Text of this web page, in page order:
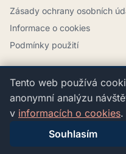
Zásady ochrany osobních
Informace o cookies
Podmínky použití
Tento web má informační
spotřebitelské úvěry ani je
poskytovatel ani
Obsah nenahrazuje
Tento web používá
anonymní analýzu
v informacích o cookies.
Souhlasím